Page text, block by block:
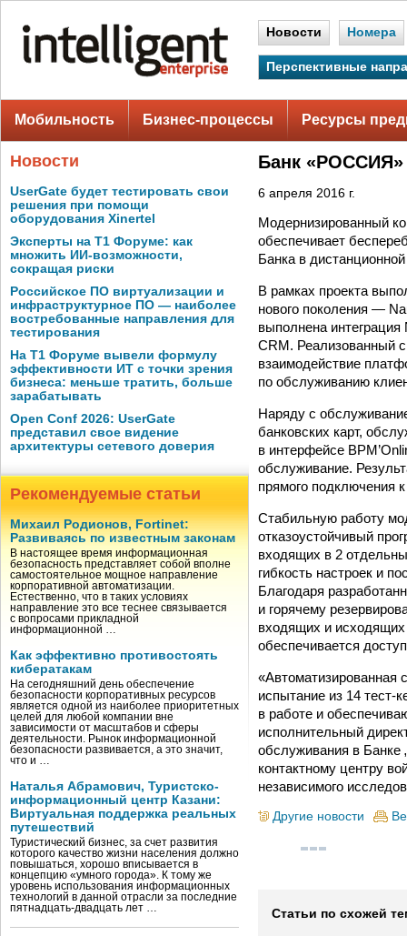
Новости Номера
Перспективные
Мобильность Бизнес-процессы Ресурсы
Новости
UserGate будет тестировать свои
решения при помощи
оборудования Xinertel
Эксперты на Т1 Форуме: как
множить ИИ-возможности,
сокращая риски
Российское ПО виртуализации и
инфраструктурное ПО — наиболее
востребованные направления для
тестирования
На Т1 Форуме вывели формулу
эффективности ИТ с точки зрения
бизнеса: меньше тратить, больше
зарабатывать
Open Conf 2026: UserGate
представил свое видение
архитектуры сетевого доверия
Рекомендуемые статьи
Михаил Родионов, Fortinet:
Развиваясь по известным законам
В настоящее время информационная
безопасность представляет собой вполне
самостоятельное мощное направление
корпоративной автоматизации.
Естественно, что в таких условиях
направление это все теснее связывается
с вопросами прикладной
информационной …
Как эффективно противостоять
кибератакам
На сегодняшний день обеспечение
безопасности корпоративных ресурсов
является одной из наиболее приоритетных
целей для любой компании вне
зависимости от масштабов и сферы
деятельности. Рынок информационной
безопасности развивается, а это значит,
что и …
Наталья Абрамович, Туристско-
информационный центр Казани:
Виртуальная поддержка реальных
путешествий
Туристический бизнес, за счет развития
которого качество жизни населения должно
повышаться, хорошо вписывается в
концепцию «умного города». К тому же
уровень использования информационных
технологий в данной отрасли за последние
пятнадцать-двадцать лет …
Банк «РОССИЯ»
6 апреля 2016 г.
Модернизированный
обеспечивает
Банка в
В рамках проекта
нового поколения —
выполнена
CRM. Реализованный
взаимодействие
по обслуживанию
Наряду с
банковских карт,
в интерфейсе
обслуживание.
прямого подключения
Стабильную работу
отказоустойчивый
входящих в 2
гибкость настроек и
Благодаря
и горячему
входящих и
обеспечивается
«Автоматизированная
испытание из 14 тест-
в работе и
исполнительный
обслуживания в
контактному центру
независимого
Другие новости
Статьи по схожей